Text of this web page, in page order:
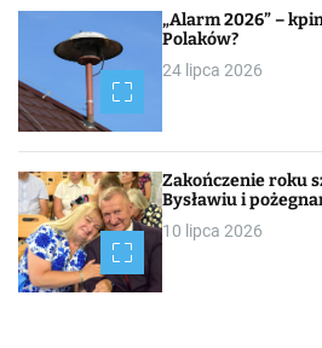
„Alarm 2026” –
Polaków?
24 lipca 2026
Zakończenie roku
Bysławiu i
10 lipca 2026